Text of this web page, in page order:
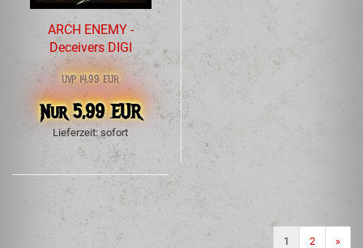
ARCH ENEMY -
Deceivers DIGI
UVP 14,99 EUR
Nur 5,99 EUR
Lieferzeit: sofort
1 2 »